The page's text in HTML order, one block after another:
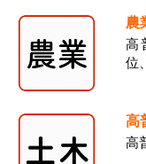
農
高
位
高
高